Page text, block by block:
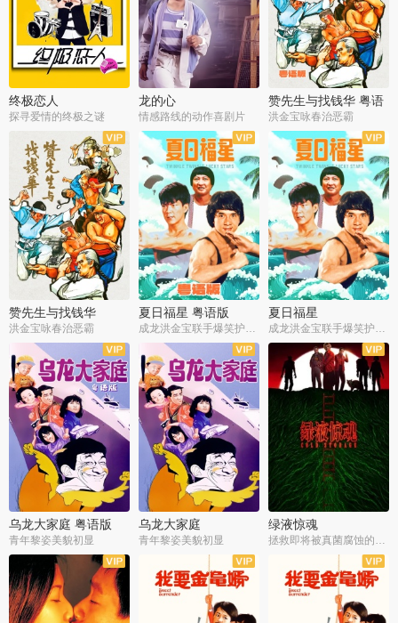
终极恋人
探寻爱情的终极之谜
龙的心
情感路线的动作喜剧片
赞先生与找钱华 粤语
版
洪金宝咏春治恶霸
赞先生与找钱华
洪金宝咏春治恶霸
夏日福星 粤语版
成龙洪金宝联手爆笑护美女
夏日福星
成龙洪金宝联手爆笑护美女
乌龙大家庭 粤语版
青年黎姿美貌初显
乌龙大家庭
青年黎姿美貌初显
绿液惊魂
拯救即将被真菌腐蚀的世界